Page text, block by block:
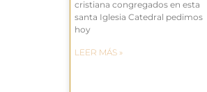
cristiana congregados en esta
santa Iglesia Catedral pedimos
hoy
LEER MÁS »